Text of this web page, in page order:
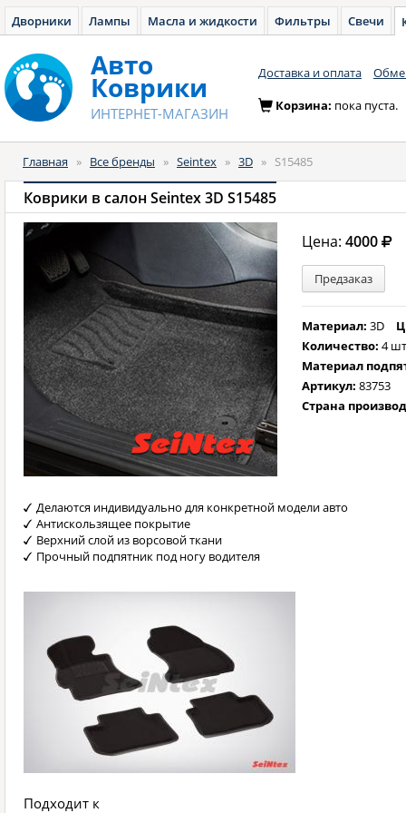
Дворники Лампы Масла и жидкости Фильтры Свечи
Авто
Коврики
ИНТЕРНЕТ-МАГАЗИН
Доставка и оплата
Корзина: пока пуста.
Главная » Все бренды » Seintex » 3D » S15485
Коврики в салон Seintex 3D S15485
Цена:4000
Предзаказ
Материал:3D
Количество:4
Материал
Артикул:83753
Страна
Делаются индивидуально для конкретной модели авто
Антискользящее покрытие
Верхний слой из ворсовой ткани
Прочный подпятник под ногу водителя
Подходит к